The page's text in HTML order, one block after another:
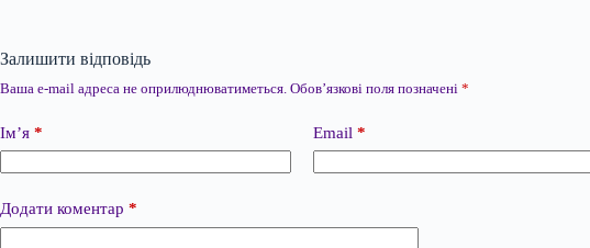
Залишити відповідь
Ваша e-mail адреса не оприлюднюватиметься. Обов’язкові поля позначені *
Ім’я * Email *
Додати коментар *